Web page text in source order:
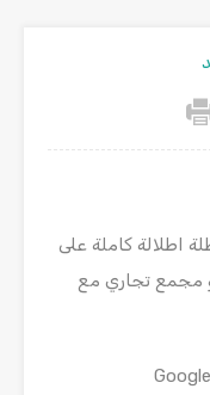
اطلالة كاملة على
مجمع تجاري مع
<!–